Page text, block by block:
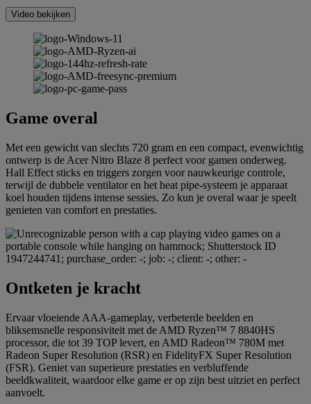
Video bekijken
Game overal
Met een gewicht van slechts 720 gram en een compact, evenwichtig
ontwerp is de Acer Nitro Blaze 8 perfect voor gamen onderweg.
Hall Effect sticks en triggers zorgen voor nauwkeurige controle,
terwijl de dubbele ventilator en het heat pipe-systeem je apparaat
koel houden tijdens intense sessies. Zo kun je overal waar je speelt
genieten van comfort en prestaties.
Ontketen je kracht
Ervaar vloeiende AAA-gameplay, verbeterde beelden en
bliksemsnelle responsiviteit met de AMD Ryzen™ 7 8840HS
processor, die tot 39 TOP levert, en AMD Radeon™ 780M met
Radeon Super Resolution (RSR) en FidelityFX Super Resolution
(FSR). Geniet van superieure prestaties en verbluffende
beeldkwaliteit, waardoor elke game er op zijn best uitziet en perfect
aanvoelt.